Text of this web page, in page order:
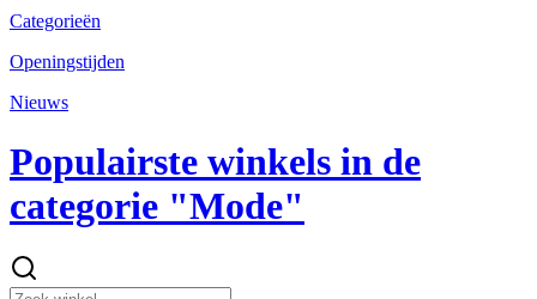
Categorieën
Openingstijden
Nieuws
Populairste winkels in de
categorie "Mode"